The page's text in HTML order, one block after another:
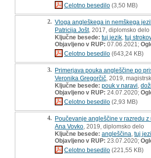
Celotno besedilo (3,50 MB)
2. Vloga angleškega in nemškega
Patricija Jošt, 2017, diplomsko delo
Ključne besede: tuj jezik tuj
Objavljeno v RUP: 07.06.2021;
Celotno besedilo (643,24 KB)
3. Primerjava pouka angleščine po
Veronika Gregorčič , 2019,
Ključne besede: pouk v naravi
Objavljeno v RUP: 24.07.2020;
Celotno besedilo (2,93 MB)
4. Poučevanje angleščine v razredu
Ana Vovko , 2019, diplomsko delo
Ključne besede: angleščina tuj
Objavljeno v RUP: 23.07.2020;
Celotno besedilo (221,55 KB)